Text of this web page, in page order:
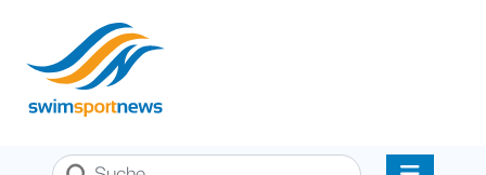
Suchen